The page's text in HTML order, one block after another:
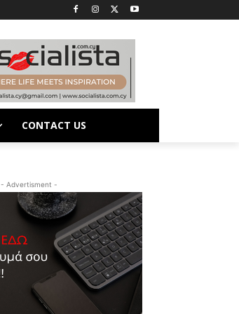
CONTACT US
- Advertisment -